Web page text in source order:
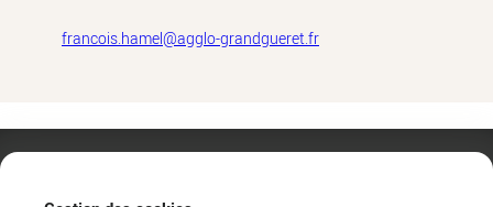
francois.hamel@agglo-grandgueret.fr